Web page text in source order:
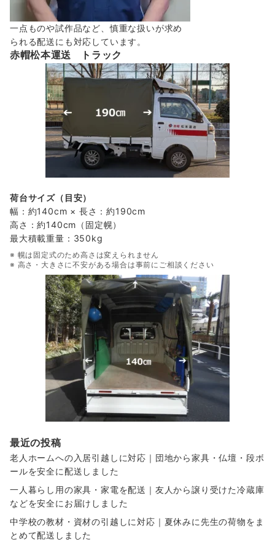
一点ものや試作品など、慎重な扱いが求め
られる配送にも対応しています。
赤帽松本運送 トラック
荷台サイズ（目安）
幅：約140cm × 長さ：約190cm
高さ：約140cm（固定幌）
最大積載重量：350kg
※ 幌は固定式のため高さは変えられません
※ 高さ・大きさに不安がある場合は事前にご相談ください
最近の投稿
老人ホームへの入居引越しに対応｜団地から家具・仏壇・段ボ
ールを安全に配送しました
一人暮らし用の家具・家電を配送｜友人から譲り受けた冷蔵庫
などを安全にお届けしました
中学校の教材・資材の引越しに対応｜夏休みに先生の荷物をま
とめて配送しました